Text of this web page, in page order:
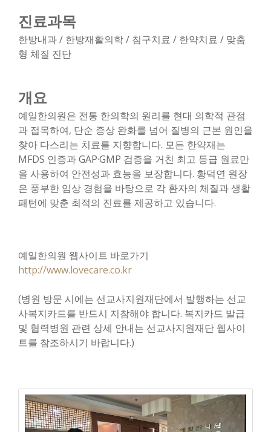
진료과목
한방내과 / 한방재활의학 / 침구치료 / 한약치료 / 맞춤
형 체질 진단
개요
예일한의원은 전통 한의학의 원리를 현대 의학적 관점
과 접목하여, 단순 증상 완화를 넘어 질병의 근본 원인을
찾아 다스리는 치료를 지향합니다. 모든 한약재는
MFDS 인증과 GAP·GMP 검증을 거친 최고 등급 원료만
을 사용하여 안전성과 효능을 보장합니다. 황덕연 원장
은 풍부한 임상 경험을 바탕으로 각 환자의 체질과 생활
패턴에 맞춘 최적의 진료를 제공하고 있습니다.
예일한의원 웹사이트 바로가기
http://www.lovecare.co.kr
(병원 방문 시에는 선교사지원재단에서 발행하는 선교
사복지카드를 반드시 지참해야 합니다. 복지카드 발급
및 협력병원 관련 상세 안내는 선교사지원재단 웹사이
트를 참조하시기 바랍니다.)